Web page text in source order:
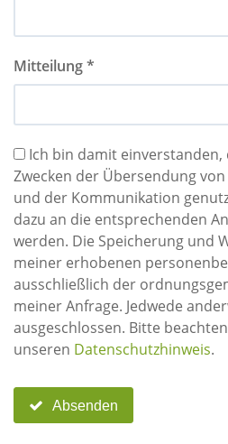
Mitteilung *
Ich bin damit einverstanden,
Zwecken der Übersendung
und der Kommunikation genutzt werden können und
dazu an die entsprechenden
werden. Die Speicherung und Weiterverarbeitung
meiner erhobenen
ausschließlich der ordnungsgemäßen
meiner Anfrage. Jedwede
ausgeschlossen. Bitte beachten Sie im Übrigen auch
unseren Datenschutzhinweis.
Absenden